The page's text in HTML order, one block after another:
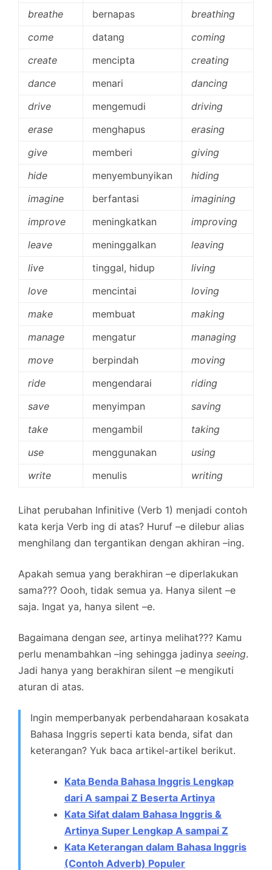
breathe bernapas
breathing
come
datang
coming
create
mencipta
creating
dance
menari
dancing
drive
mengemudi
driving
erase
menghapus
erasing
give
memberi
giving
hide
menyembunyikan
hiding
imagine
berfantasi
imagining
improve
meningkatkan
improving
leave
meninggalkan
leaving
live
tinggal, hidup
living
love
mencintai
loving
make
membuat
making
manage
mengatur
managing
move
berpindah
moving
ride
mengendarai
riding
save
menyimpan
saving
take
mengambil
taking
use
menggunakan
using
write
menulis writing
Lihat perubahan Infinitive (Verb 1) menjadi contoh
kata kerja Verb ing di atas? Huruf –e dilebur alias
menghilang dan tergantikan dengan akhiran –ing.
Apakah semua yang berakhiran –e diperlakukan
sama??? Oooh, tidak semua ya. Hanya silent –e
saja. Ingat ya, hanya silent –e.
Bagaimana dengan see, artinya melihat??? Kamu
perlu menambahkan –ing sehingga jadinya seeing.
Jadi hanya yang berakhiran silent –e mengikuti
aturan di atas.
Ingin memperbanyak perbendaharaan kosakata
Bahasa Inggris seperti kata benda, sifat dan
keterangan? Yuk baca artikel-artikel berikut.
Kata Benda Bahasa Inggris Lengkap
dari A sampai Z Beserta Artinya
Kata Sifat dalam Bahasa Inggris &
Artinya Super Lengkap A sampai Z
Kata Keterangan dalam Bahasa Inggris
(Contoh Adverb) Populer